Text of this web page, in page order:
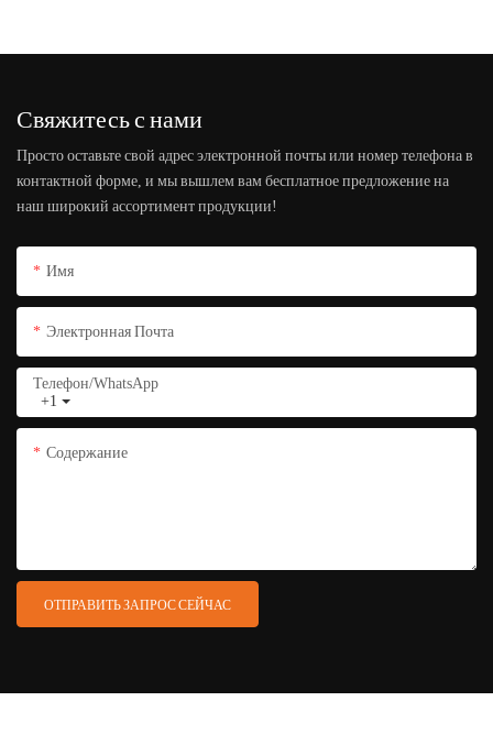
Свяжитесь с нами
Просто оставьте свой адрес электронной почты или номер телефона в
контактной форме, и мы вышлем вам бесплатное предложение на
наш широкий ассортимент продукции!
Имя
Электронная Почта
+1
Телефон/WhatsApp
Содержание
ОТПРАВИТЬ ЗАПРОС СЕЙЧАС